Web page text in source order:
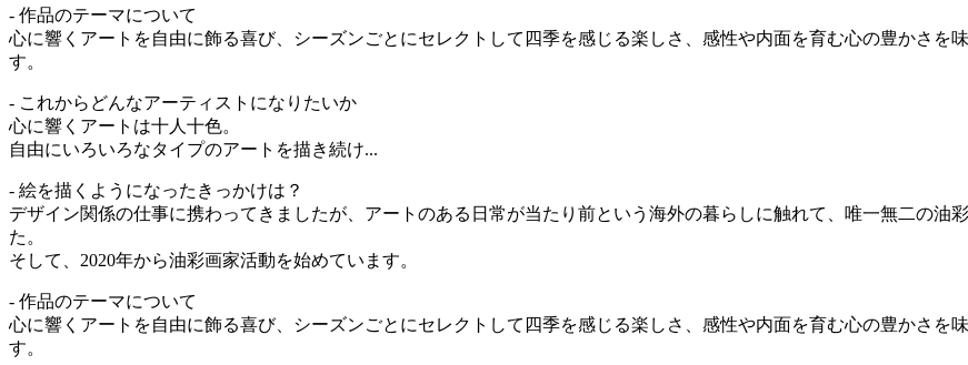
- 作品のテーマについて
心に響くアートを自由に飾る喜び、シーズンごとにセレクトして四季を感じる楽しさ、感性や内面を育む心の豊かさ
す。
- これからどんなアーティストになりたいか
心に響くアートは十人十色。
自由にいろいろなタイプのアートを描き続け...
- 絵を描くようになったきっかけは？
デザイン関係の仕事に携わってきましたが、アートのある日常が当たり前という海外の暮らしに触れて、唯一無二の油
た。
そして、2020年から油彩画家活動を始めています。
- 作品のテーマについて
心に響くアートを自由に飾る喜び、シーズンごとにセレクトして四季を感じる楽しさ、感性や内面を育む心の豊かさ
す。